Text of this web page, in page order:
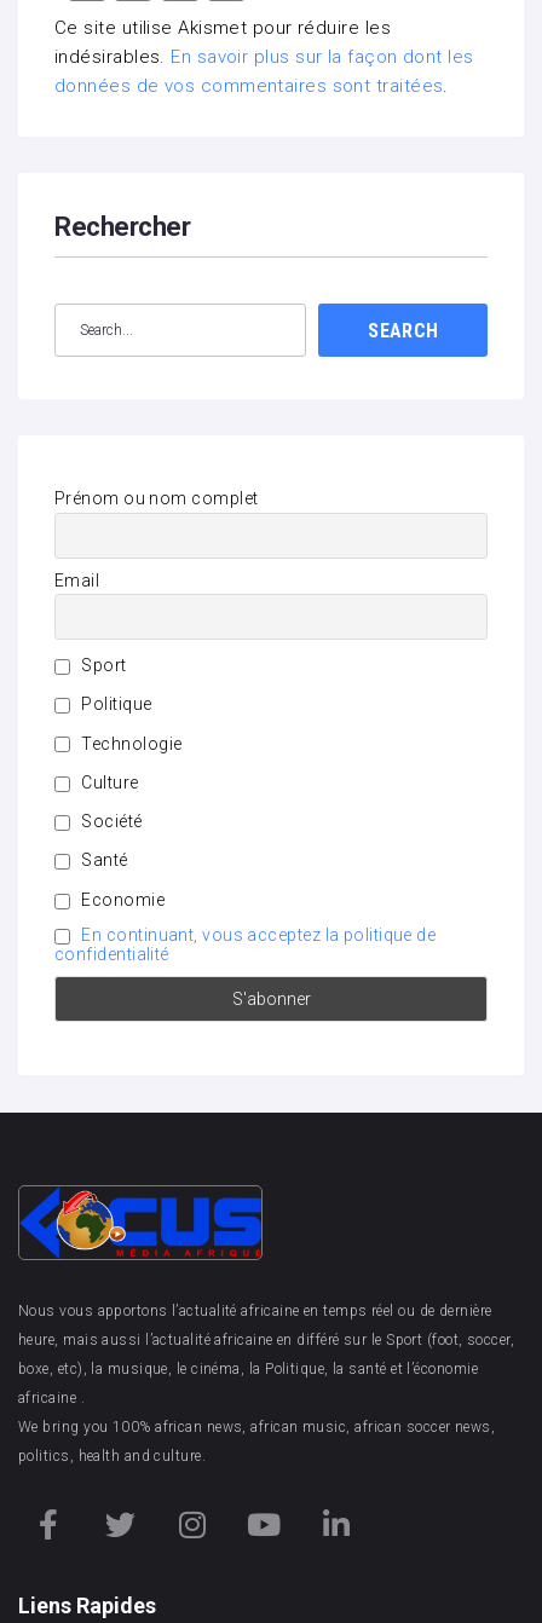
Ce site utilise Akismet pour réduire les
indésirables. En savoir plus sur la façon dont les
données de vos commentaires sont traitées.
Rechercher
SEARCH
Prénom ou nom complet
Email
Sport
Politique
Technologie
Culture
Société
Santé
Economie
En continuant, vous acceptez la politique de
confidentialité
Nous vous apportons l’actualité africaine en temps réel ou de dernière
heure, mais aussi l’actualité africaine en différé sur le Sport (foot, soccer,
boxe, etc), la musique, le cinéma, la Politique, la santé et l’économie
africaine .
We bring you 100% african news, african music, african soccer news,
politics, health and culture.
Liens Rapides